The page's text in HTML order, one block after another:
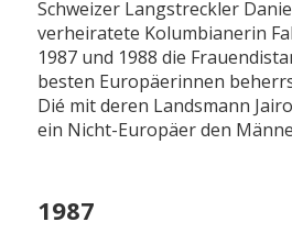
Schweizer Langstreckler
verheiratete Kolumbianerin
1987 und 1988 die
besten Europäerinnen
Dié mit deren Landsmann
ein Nicht-Europäer den
1987